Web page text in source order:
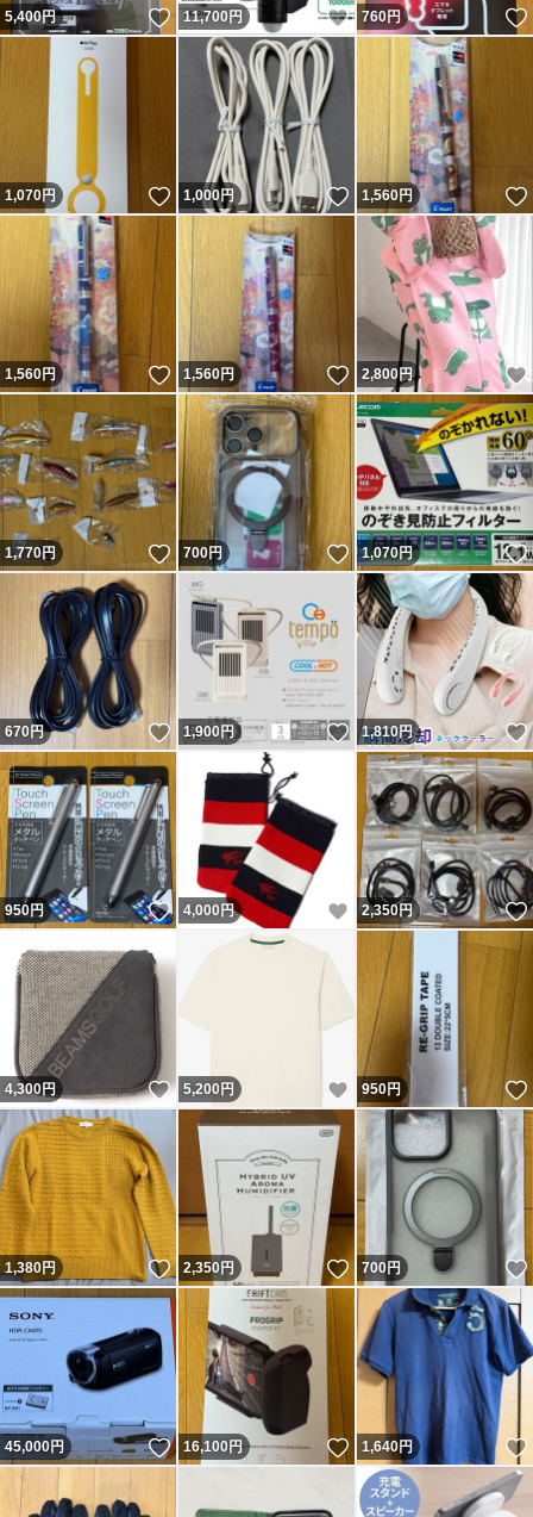
5,400円 いいね！
11,700 円 いいね！
760円
1,070円 いいね！
1,000円 いいね！
1,560円
1,560円 いいね！
1,560円 いいね！
2,800円
1,770円 いいね！
700円 いいね！
1,070円
670円 いいね！
1,900 円 いいね！
1,810円
950円 いいね！
4,000 円 いいね！
2,350円
4,300円 いいね！
5,200円 いいね！
950円
1,380円 いいね！
2,350円 いいね！
700円
45,000円 いいね！
16,100 円 いいね！
1,640円